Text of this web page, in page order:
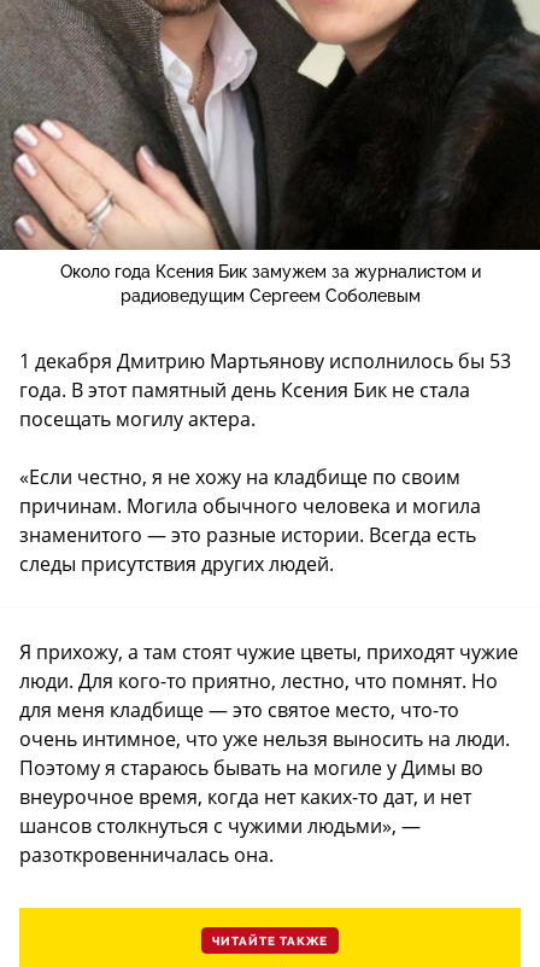
Около года Ксения Бик замужем за журналистом и
радиоведущим Сергеем Соболевым
1 декабря Дмитрию Мартьянову исполнилось бы 53
года. В этот памятный день Ксения Бик не стала
посещать могилу актера.
«Если честно, я не хожу на кладбище по своим
причинам. Могила обычного человека и могила
знаменитого — это разные истории. Всегда есть
следы присутствия других людей.
Я прихожу, а там стоят чужие цветы, приходят чужие
люди. Для кого-то приятно, лестно, что помнят. Но
для меня кладбище — это святое место, что-то
очень интимное, что уже нельзя выносить на люди.
Поэтому я стараюсь бывать на могиле у Димы во
внеурочное время, когда нет каких-то дат, и нет
шансов столкнуться с чужими людьми», —
разоткровенничалась она.
ЧИТАЙТЕ ТАКЖЕ